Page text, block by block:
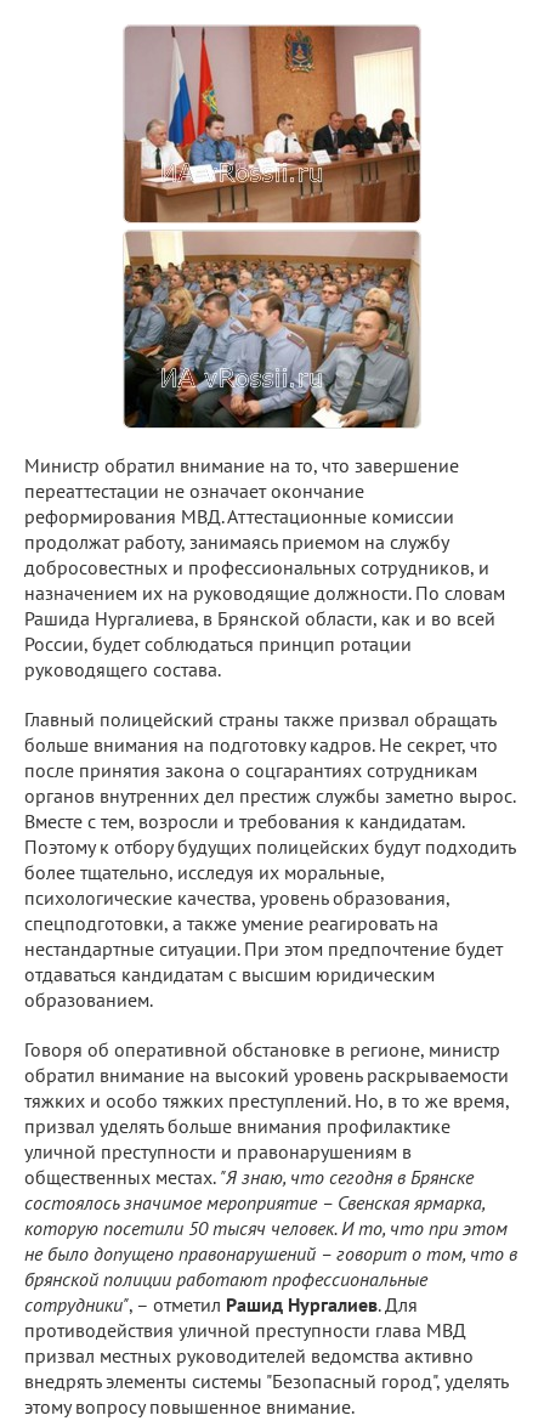
Министр обратил внимание на то, что завершение
переаттестации не означает окончание
реформирования МВД. Аттестационные комиссии
продолжат работу, занимаясь приемом на службу
добросовестных и профессиональных сотрудников, и
назначением их на руководящие должности. По словам
Рашида Нургалиева, в Брянской области, как и во всей
России, будет соблюдаться принцип ротации
руководящего состава.
Главный полицейский страны также призвал обращать
больше внимания на подготовку кадров. Не секрет, что
после принятия закона о соцгарантиях сотрудникам
органов внутренних дел престиж службы заметно вырос.
Вместе с тем, возросли и требования к кандидатам.
Поэтому к отбору будущих полицейских будут подходить
более тщательно, исследуя их моральные,
психологические качества, уровень образования,
спецподготовки, а также умение реагировать на
нестандартные ситуации. При этом предпочтение будет
отдаваться кандидатам с высшим юридическим
образованием.
Говоря об оперативной обстановке в регионе, министр
обратил внимание на высокий уровень раскрываемости
тяжких и особо тяжких преступлений. Но, в то же время,
призвал уделять больше внимания профилактике
уличной преступности и правонарушениям в
общественных местах. "Я знаю, что сегодня в Брянске
состоялось значимое мероприятие – Свенская ярмарка,
которую посетили 50 тысяч человек. И то, что при этом
не было допущено правонарушений – говорит о том, что в
брянской полиции работают профессиональные
сотрудники", – отметил Рашид Нургалиев. Для
противодействия уличной преступности глава МВД
призвал местных руководителей ведомства активно
внедрять элементы системы "Безопасный город", уделять
этому вопросу повышенное внимание.